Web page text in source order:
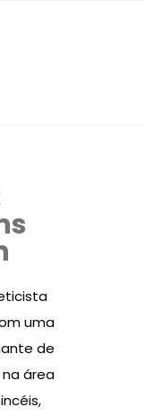
uma
de
área